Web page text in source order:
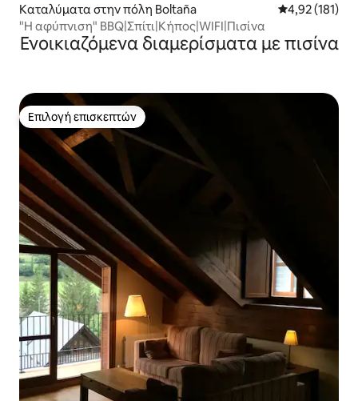
Καταλύματα στην πόλη Boltaña Μέση
4,92 (181)
"Η αφύπνιση" BBQ|Σπίτι|Κήπος|WIFI|Πισίνα
Ενοικιαζόμενα διαμερίσματα με πισίνα
Επιλογή επισκεπτών
Επιλογή επισκεπτών